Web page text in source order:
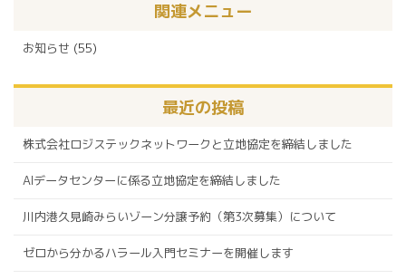
関連メニュー
お知らせ (55)
最近の投稿
株式会社ロジステックネットワークと立地協定を締結しました
AIデータセンターに係る立地協定を締結しました
川内港久見崎みらいゾーン分譲予約（第3次募集）について
ゼロから分かるハラール入門セミナーを開催します